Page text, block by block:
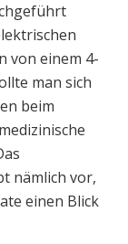
von einem 4-
man sich
beim
nämlich vor,
einen Blick